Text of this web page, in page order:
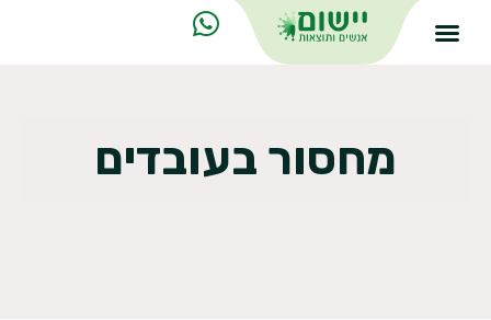
מחסור בעובדים